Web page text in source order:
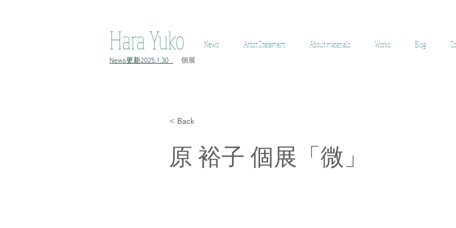
Hara Yuko News Artist Statement About materials Works Blog
​News更新2025.1.30 ​個展
< Back
原 裕子 個展「微」